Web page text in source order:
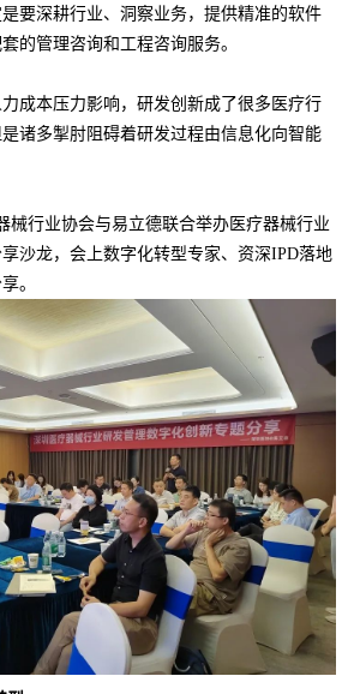
要深耕行业、洞察业务，提供精准的软件
的管理咨询和工程咨询服务。
成本压力影响，研发创新成了很多医疗行
诸多掣肘阻碍着研发过程由信息化向智能
械行业协会与易立德联合举办医疗器械行业
沙龙，会上数字化转型专家、资深IPD落地
。